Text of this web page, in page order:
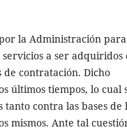
la Administración para
a ser adquiridos
de contratación. Dicho
últimos tiempos, lo cual
contra las bases de
mismos. Ante tal